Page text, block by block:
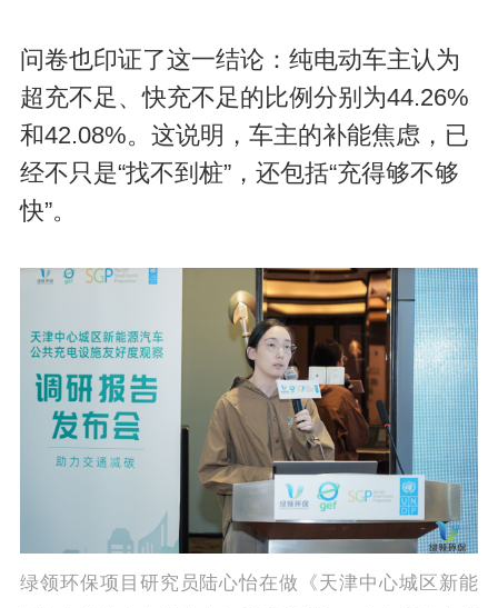
问卷也印证了这一结论：纯电动车主认为
超充不足、快充不足的比例分别为44.26%
和42.08%。这说明，车主的补能焦虑，已
经不只是“找不到桩”，还包括“充得够不够
快”。
绿领环保项目研究员陆心怡在做《天津中心城区新能